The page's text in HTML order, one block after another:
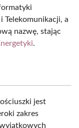
Telekomunikacji, a
nazwę, stając
.
jest
zakres